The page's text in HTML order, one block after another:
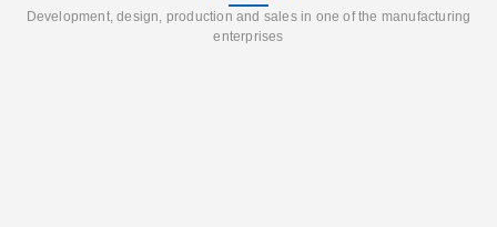
Development, design, production and sales in one of the manufacturing
enterprises